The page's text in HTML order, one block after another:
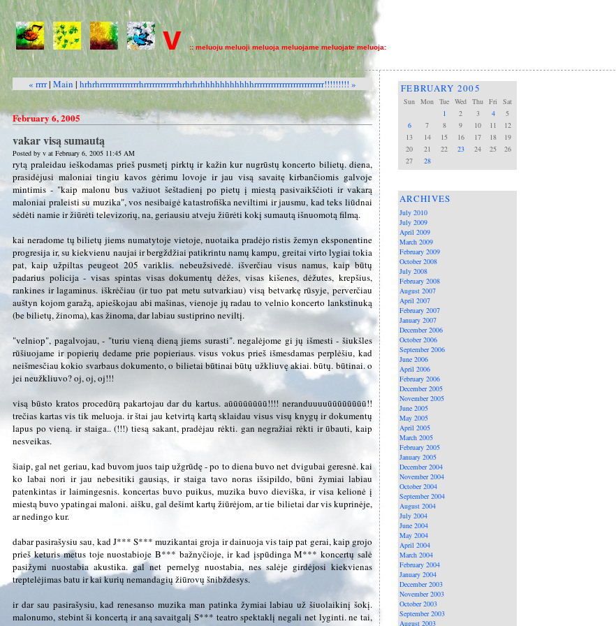
v :: meluoju meluoji meluoja meluojame meluojate meluoja:
« rrrr| Main | hrhrhrrrrrrrrrrrrrrhrrrrrrrrrrrrhrhrhrhhhhhhhhhhhrrrrrrrrrrrrrrrrrrrrrrrrr!!!!!!!!! »
February 6, 2005
vakar visą sumautą
Posted by v at February 6, 2005 11:45 AM
rytą praleidau ieškodamas prieš pusmetį pirktų ir kažin kur nugrūstų koncerto bilietų. diena,
prasidėjusi maloniai tingiu kavos gėrimu lovoje ir jau visą savaitę kirbančiomis galvoje
mintimis - "kaip malonu bus važiuot šeštadienį po pietų į miestą pasivaikščioti ir vakarą
maloniai praleisti su muzika", vos nesibaigė katastrofiška neviltimi ir jausmu, kad teks liūdnai
sėdėti namie ir žiūrėti televizorių, na, geriausiu atveju žiūrėti kokį sumautą išnuomotą filmą.
kai neradome tų bilietų jiems numatytoje vietoje, nuotaika pradėjo ristis žemyn eksponentine
progresija ir, su kiekvienu naujai ir bergždžiai patikrintu namų kampu, greitai virto lygiai tokia
pat, kaip užpiltas peugeot 205 variklis. nebeužsivedė. išverčiau visus namus, kaip būtų
padarius policija - visas spintas visas dokumentų dėžes, visas kišenes, dėžutes, krepšius,
rankines ir lagaminus. iškrėčiau (ir tuo pat metu sutvarkiau) visą betvarkę rūsyje, perverčiau
auštyn kojom garažą, apieškojau abi mašinas, vienoje jų radau to velnio koncerto lankstinuką
(be bilietų, žinoma), kas žinoma, dar labiau sustiprino neviltį.
"velniop", pagalvojau, - "turiu vieną dieną jiems surasti". negalėjome gi jų išmesti - šiukšles
rūšiuojame ir popierių dedame prie popieriaus. visus vokus prieš išmesdamas perplėšiu, kad
neišmesčiau kokio svarbaus dokumento, o bilietai būtinai būtų užkliuvę akiai. būtų. būtinai. o
jei neužkliuvo? oj, oj, oj!!!
visą būsto kratos procedūrą pakartojau dar du kartus. aūūūūūūūū!!!! neranduuuuūūūūūūūū!!
trečias kartas vis tik meluoja. ir štai jau ketvirtą kartą sklaidau visus visų knygų ir dokumentų
lapus po vieną. ir staiga.. (!!!) tiesą sakant, pradėjau rėkti. gan negražiai rėkti ir ūbauti, kaip
nesveikas.
šiaip, gal net geriau, kad buvom juos taip užgrūdę - po to diena buvo net dvigubai geresnė. kai
ko labai nori ir jau nebesitiki gausiąs, ir staiga tavo noras išsipildo, būni žymiai labiau
patenkintas ir laimingesnis. koncertas buvo puikus, muzika buvo dieviška, ir visa kelionė į
miestą buvo ypatingai maloni. aišku, gal dešimt kartų žiūrėjom, ar tie bilietai dar vis kuprinėje,
ar nedingo kur.
dabar pasirašysiu sau, kad J*** S*** muzikantai groja ir dainuoja vis taip pat gerai, kaip grojo
prieš keturis metus toje nuostabioje B*** bažnyčioje, ir kad įspūdinga M*** koncertų salė
pasižymi nuostabia akustika. gal net pernelyg nuostabia, nes salėje girdėjosi kiekvienas
treptelėjimas batu ir kai kurių nemandagių žiūrovų šnibždesys.
ir dar sau pasirašysiu, kad renesanso muzika man patinka žymiai labiau už šiuolaikinį šokį.
malonumo, stebint ši koncertą ir aną savaitgalį S*** teatro spektaklį negali net lyginti. ne tai,
FEBRUARY 2005
Sun Mon Tue Wed Thu Fri
Sat
1
2 3 4
5
6
7 8 9 10 11
12
13
14 15 16 17 18
19
20
21 22 23 24 25
26
27
28
ARCHIVES
July 2010
July 2009
April 2009
March 2009
February 2009
October 2008
July 2008
February 2008
August 2007
April 2007
February 2007
January 2007
December 2006
October 2006
September 2006
June 2006
April 2006
February 2006
December 2005
November 2005
June 2005
May 2005
April 2005
March 2005
February 2005
January 2005
December 2004
November 2004
October 2004
September 2004
August 2004
July 2004
June 2004
May 2004
April 2004
March 2004
February 2004
January 2004
December 2003
November 2003
October 2003
September 2003
August 2003